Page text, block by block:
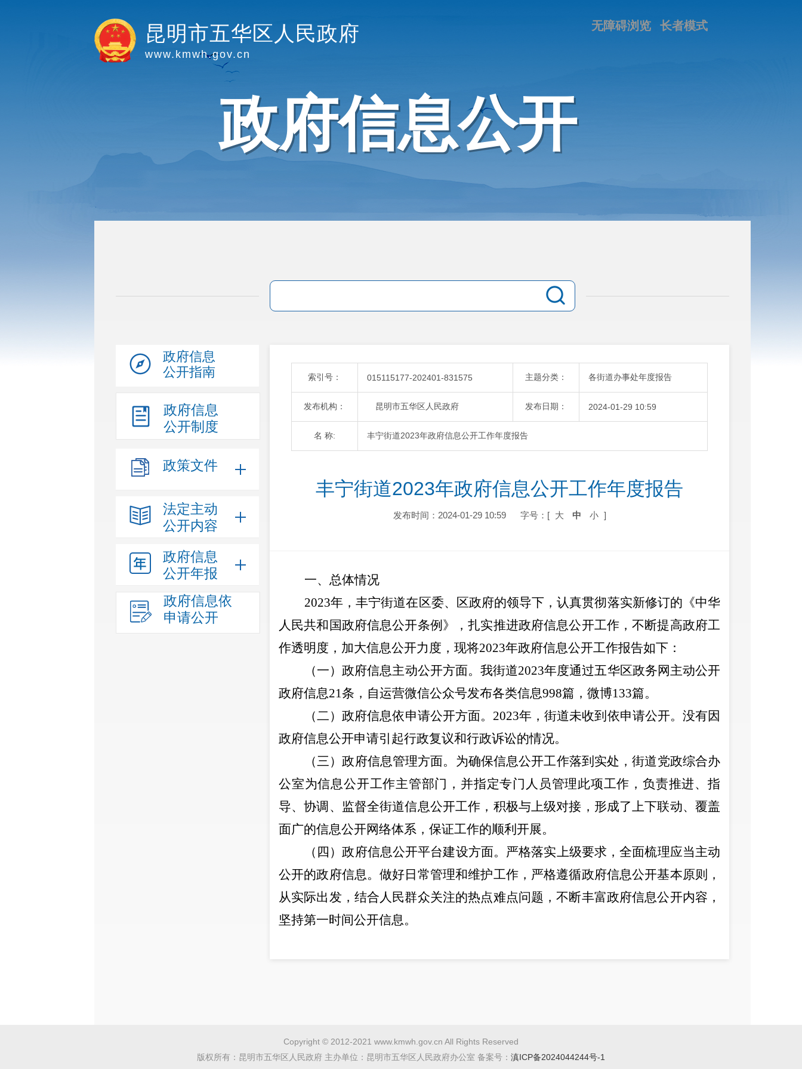
昆明市五华区人民政府
www.kmwh.gov.cn
长者模式
无障碍浏览
政府信息公开
政府信息
公开指南
政府信息
公开制度
政策文件
法定主动
公开内容
政府信息
公开年报
政府信息依
申请公开
索引号： 015115177-202401-831575 主题分类： 各街道办事处年度报告
发布机构： 昆明市五华区人民政府 发布日期： 2024-01-29 10:59
名 称: 丰宁街道2023年政府信息公开工作年度报告
丰宁街道2023年政府信息公开工作年度报告
发布时间：2024-01-29 10:59 字号：[ 大 中 小 ]
一、总体情况
2023年，丰宁街道在区委、区政府的领导下，认真贯彻落实新修订的《中华
人民共和国政府信息公开条例》，扎实推进政府信息公开工作，不断提高政府工
作透明度，加大信息公开力度，现将2023年政府信息公开工作报告如下：
（一）政府信息主动公开方面。我街道2023年度通过五华区政务网主动公开
政府信息21条，自运营微信公众号发布各类信息998篇，微博133篇。
（二）政府信息依申请公开方面。 2023年，街道未收到依申请公开。没有因
政府信息公开申请引起行政复议和行政诉讼的情况。
（三）政府信息管理方面。为确保信息公开工作落到实处，街道党政综合办
公室为信息公开工作主管部门，并指定专门人员管理此项工作，负责推进、指
导、协调、监督全街道信息公开工作，积极与上级对接，形成了上下联动、覆盖
面广的信息公开网络体系，保证工作的顺利开展。
（四）政府信息公开平台建设方面。严格落实上级要求，全面梳理应当主动
公开的政府信息。做好日常管理和维护工作，严格遵循政府信息公开基本原则，
从实际出发，结合人民群众关注的热点难点问题，不断丰富政府信息公开内容，
坚持第一时间公开信息。
二、主动公开政府信息情况
Copyright © 2012-2021 www.kmwh.gov.cn All Rights Reserved
版权所有：昆明市五华区人民政府 主办单位：昆明市五华区人民政府办公室 备案号： 滇ICP备2024044244号-1